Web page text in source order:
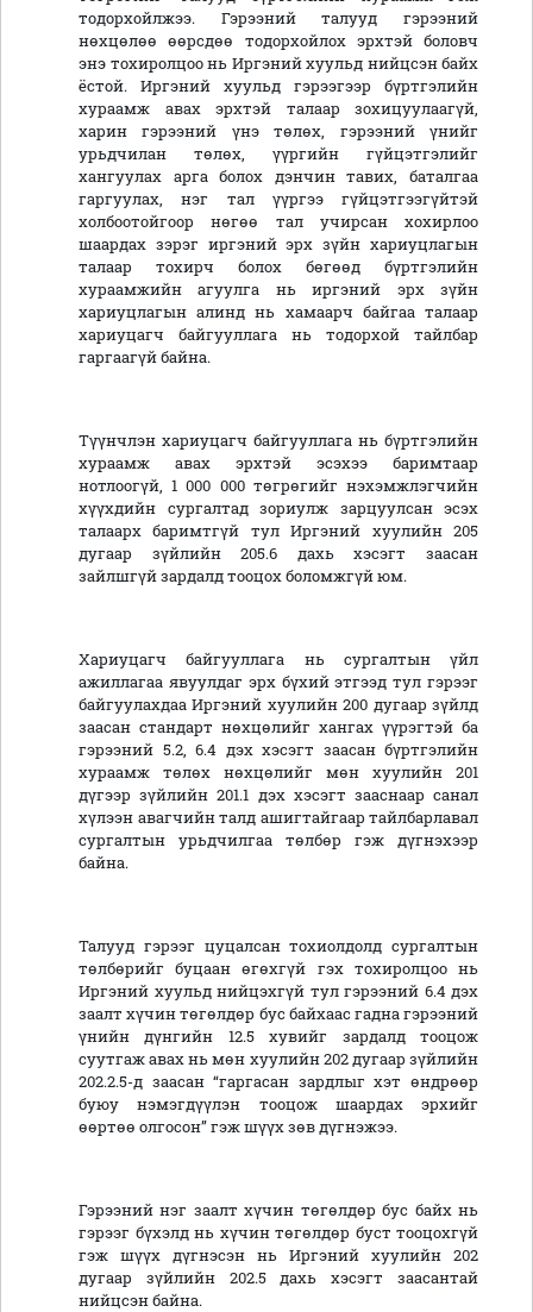
тодорхойлжээ. Гэрээний талууд гэрээний
нөхцөлөө өөрсдөө тодорхойлох эрхтэй боловч
энэ тохиролцоо нь Иргэний хуульд нийцсэн байх
ёстой. Иргэний хуульд гэрээгээр бүртгэлийн
хураамж авах эрхтэй талаар зохицуулаагүй,
харин гэрээний үнэ төлөх, гэрээний үнийг
урьдчилан төлөх, үүргийн гүйцэтгэлийг
хангуулах арга болох дэнчин тавих, баталгаа
гаргуулах, нэг тал үүргээ гүйцэтгээгүйтэй
холбоотойгоор нөгөө тал учирсан хохирлоо
шаардах зэрэг иргэний эрх зүйн хариуцлагын
талаар тохирч болох бөгөөд бүртгэлийн
хураамжийн агуулга нь иргэний эрх зүйн
хариуцлагын алинд нь хамаарч байгаа талаар
хариуцагч байгууллага нь тодорхой тайлбар
гаргаагүй байна.
Түүнчлэн хариуцагч байгууллага нь бүртгэлийн
хураамж авах эрхтэй эсэхээ баримтаар
нотлоогүй, 1 000 000 төгрөгийг нэхэмжлэгчийн
хүүхдийн сургалтад зориулж зарцуулсан эсэх
талаарх баримтгүй тул Иргэний хуулийн 205
дугаар зүйлийн 205.6 дахь хэсэгт заасан
зайлшгүй зардалд тооцох боломжгүй юм.
Хариуцагч байгууллага нь сургалтын үйл
ажиллагаа явуулдаг эрх бүхий этгээд тул гэрээг
байгуулахдаа Иргэний хуулийн 200 дугаар зүйлд
заасан стандарт нөхцөлийг хангах үүрэгтэй ба
гэрээний 5.2, 6.4 дэх хэсэгт заасан бүртгэлийн
хураамж төлөх нөхцөлийг мөн хуулийн 201
дүгээр зүйлийн 201.1 дэх хэсэгт зааснаар санал
хүлээн авагчийн талд ашигтайгаар тайлбарлавал
сургалтын урьдчилгаа төлбөр гэж дүгнэхээр
байна.
Талууд гэрээг цуцалсан тохиолдолд сургалтын
төлбөрийг буцаан өгөхгүй гэх тохиролцоо нь
Иргэний хуульд нийцэхгүй тул гэрээний 6.4 дэх
заалт хүчин төгөлдөр бус байхаас гадна гэрээний
үнийн дүнгийн 12.5 хувийг зардалд тооцож
суутгаж авах нь мөн хуулийн 202 дугаар зүйлийн
202.2.5-д заасан “гаргасан зардлыг хэт өндрөөр
буюу нэмэгдүүлэн тооцож шаардах эрхийг
өөртөө олгосон” гэж шүүх зөв дүгнэжээ.
Гэрээний нэг заалт хүчин төгөлдөр бус байх нь
гэрээг бүхэлд нь хүчин төгөлдөр буст тооцохгүй
гэж шүүх дүгнэсэн нь Иргэний хуулийн 202
дугаар зүйлийн 202.5 дахь хэсэгт заасантай
нийцсэн байна.